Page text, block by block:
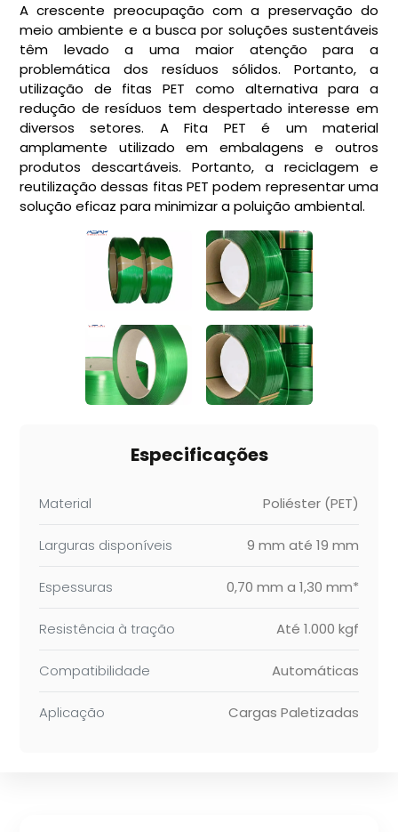
A crescente preocupação com a preservação do
meio ambiente e a busca por soluções sustentáveis
têm levado a uma maior atenção para a
problemática dos resíduos sólidos. Portanto, a
utilização de fitas PET como alternativa para a
redução de resíduos tem despertado interesse em
diversos setores. A Fita PET é um material
amplamente utilizado em embalagens e outros
produtos descartáveis. Portanto, a reciclagem e
reutilização dessas fitas PET podem representar uma
solução eficaz para minimizar a poluição ambiental.
Especificações
Material Poliéster (PET)
Larguras disponíveis 9 mm até 19 mm
Espessuras 0,70 mm a 1,30 mm*
Resistência à tração Até 1.000 kgf
Compatibilidade Automáticas
Aplicação Cargas Paletizadas